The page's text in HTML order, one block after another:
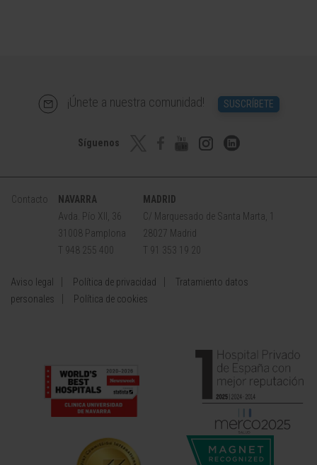
¡Únete a nuestra comunidad! SUSCRÍBETE
Síguenos
Contacto
NAVARRA
Avda. Pío XII, 36
31008 Pamplona
T 948 255 400
MADRID
C/ Marquesado de Santa Marta, 1
28027 Madrid
T 91 353 19 20
Aviso legal Política de privacidad
Tratamiento datos
personales
Política de cookies